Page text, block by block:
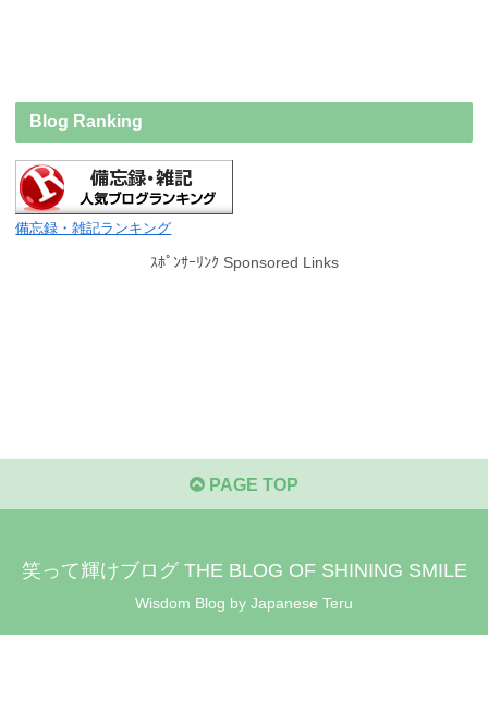
Blog Ranking
備忘録・雑記ランキング
ｽﾎﾟﾝｻｰﾘﾝｸ Sponsored Links
PAGE TOP
笑って輝けブログ THE BLOG OF SHINING SMILE
Wisdom Blog by Japanese Teru